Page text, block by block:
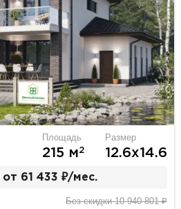
Площадь
215 м2
Размер
12.6х14.6
от 61 433 ₽/мес.
Без скидки 10 940 801 ₽